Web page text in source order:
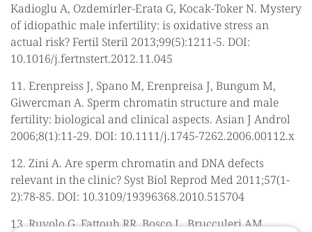
Kadioglu A, Ozdemirler-Erata G, Kocak-Toker N. Mystery
of idiopathic male infertility: is oxidative stress an
actual risk? Fertil Steril 2013;99(5):1211-5. DOI:
10.1016/j.fertnstert.2012.11.045
11. Erenpreiss J, Spano M, Erenpreisa J, Bungum M,
Giwercman A. Sperm chromatin structure and male
fertility: biological and clinical aspects. Asian J Androl
2006;8(1):11-29. DOI: 10.1111/j.1745-7262.2006.00112.x
12. Zini A. Are sperm chromatin and DNA defects
relevant in the clinic? Syst Biol Reprod Med 2011;57(1-
2):78-85. DOI: 10.3109/19396368.2010.515704
13. Ruvolo G, Fattouh RR, Bosco L, Brucculeri AM,